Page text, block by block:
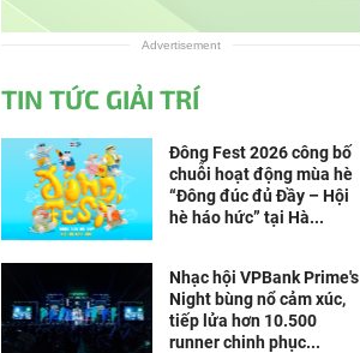
Advertisement
TIN TỨC GIẢI TRÍ
Đông Fest 2026 công bố
chuỗi hoạt động mùa hè
“Đông đúc đủ Đầy – Hội
hè háo hức” tại Hà...
Nhạc hội VPBank Prime's
Night bùng nổ cảm xúc,
tiếp lửa hơn 10.500
runner chinh phục...